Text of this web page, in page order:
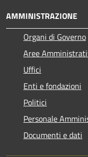
AMMINISTRAZIONE
Organi di Governo
Aree
Uffici
Enti e fondazioni
Politici
Personale
Documenti e dati